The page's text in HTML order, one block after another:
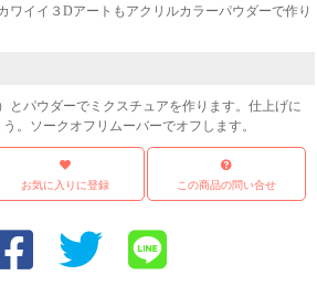
ワイイ３Dアートもアクリルカラーパウダーで作り
とパウダーでミクスチュアを作ります。仕上げに
。ソークオフリムーバーでオフします。
お気に入りに登録 この商品の問い合せ